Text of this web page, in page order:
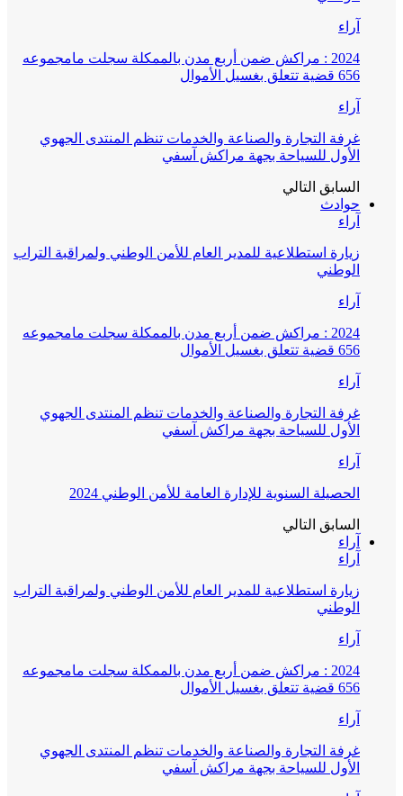
آراء
2024 : مراكش ضمن أربع مدن بالممكلة سجلت مامجموعه
656 قضية تتعلق بغسيل الأموال
آراء
غرفة التجارة والصناعة والخدمات تنظم المنتدى الجهوي
الأول للسياحة بجهة مراكش آسفي
السابق التالي
حوادث
آراء
زيارة استطلاعية للمدير العام للأمن الوطني ولمراقبة التراب
الوطني
آراء
2024 : مراكش ضمن أربع مدن بالممكلة سجلت مامجموعه
656 قضية تتعلق بغسيل الأموال
آراء
غرفة التجارة والصناعة والخدمات تنظم المنتدى الجهوي
الأول للسياحة بجهة مراكش آسفي
آراء
الحصيلة السنوية للإدارة العامة للأمن الوطني 2024
السابق التالي
آراء
آراء
زيارة استطلاعية للمدير العام للأمن الوطني ولمراقبة التراب
الوطني
آراء
2024 : مراكش ضمن أربع مدن بالممكلة سجلت مامجموعه
656 قضية تتعلق بغسيل الأموال
آراء
غرفة التجارة والصناعة والخدمات تنظم المنتدى الجهوي
الأول للسياحة بجهة مراكش آسفي